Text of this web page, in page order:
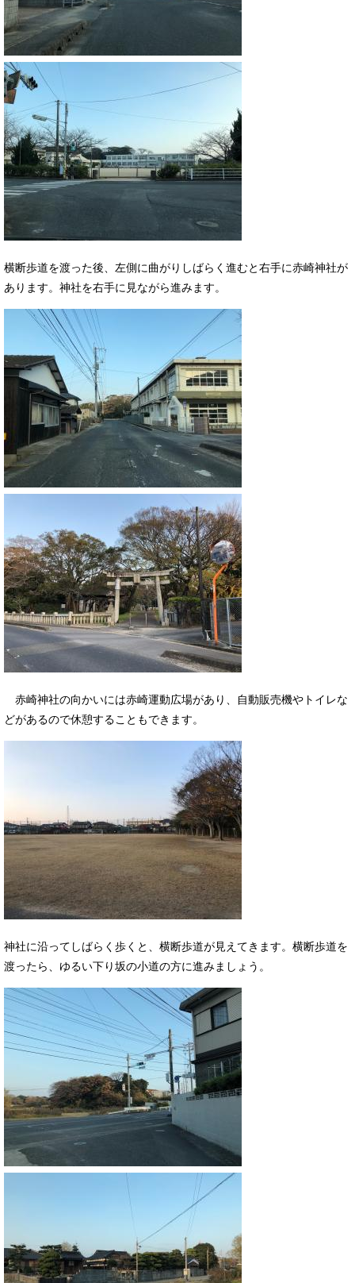
横断歩道を渡った後、左側に曲がりしばらく進むと右手に赤崎神社が
あります。神社を右手に見ながら進みます。
赤崎神社の向かいには赤崎運動広場があり、自動販売機やトイレな
どがあるので休憩することもできます。
神社に沿ってしばらく歩くと、横断歩道が見えてきます。横断歩道を
渡ったら、ゆるい下り坂の小道の方に進みましょう。